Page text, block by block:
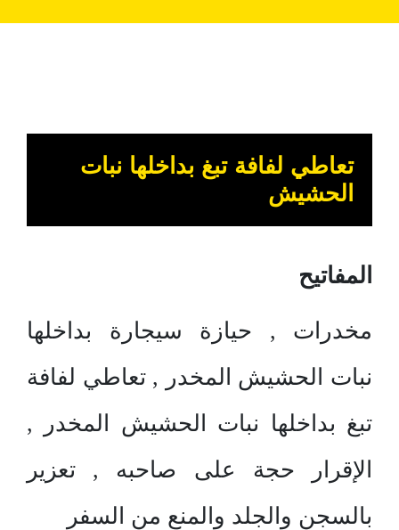
تعاطي لفافة تبغ بداخلها نبات
الحشيش
المفاتيح
مخدرات , حيازة سيجارة بداخلها
نبات الحشيش المخدر , تعاطي لفافة
تبغ بداخلها نبات الحشيش المخدر ,
الإقرار حجة على صاحبه , تعزير
بالسجن والجلد والمنع من السفر